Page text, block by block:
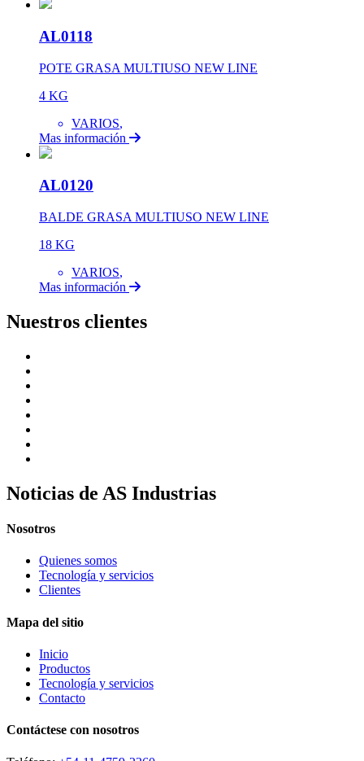
AL0118
POTE GRASA MULTIUSO NEW LINE
4 KG
VARIOS,
Mas información
AL0120
BALDE GRASA MULTIUSO NEW LINE
18 KG
VARIOS,
Mas información
Nuestros clientes
Noticias de AS Industrias
Nosotros
Quienes somos
Tecnología y servicios
Clientes
Mapa del sitio
Inicio
Productos
Tecnología y servicios
Contacto
Contáctese con nosotros